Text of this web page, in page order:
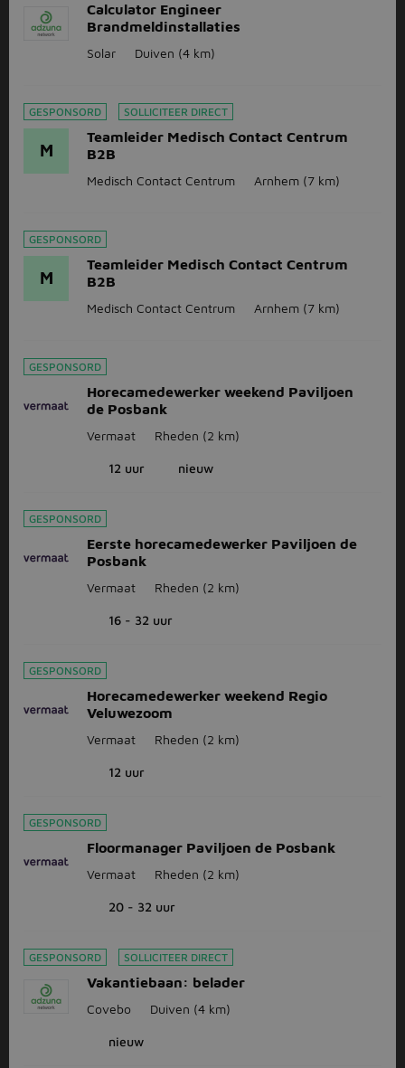
Calculator Engineer
Brandmeldinstallaties
Solar Duiven (4 km)
GESPONSORD SOLLICITEER DIRECT
M
Teamleider Medisch Contact Centrum
B2B
Medisch Contact Centrum Arnhem (7 km)
GESPONSORD
M
Teamleider Medisch Contact Centrum
B2B
Medisch Contact Centrum Arnhem (7 km)
GESPONSORD
Horecamedewerker weekend Paviljoen
de Posbank
Vermaat Rheden (2 km)
12 uur nieuw
GESPONSORD
Eerste horecamedewerker Paviljoen de
Posbank
Vermaat Rheden (2 km)
16 - 32 uur
GESPONSORD
Horecamedewerker weekend Regio
Veluwezoom
Vermaat Rheden (2 km)
12 uur
GESPONSORD
Floormanager Paviljoen de Posbank
Vermaat Rheden (2 km)
20 - 32 uur
GESPONSORD SOLLICITEER DIRECT
Vakantiebaan: belader
Covebo Duiven (4 km)
nieuw